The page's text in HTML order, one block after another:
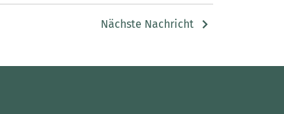
Nächste Nachricht